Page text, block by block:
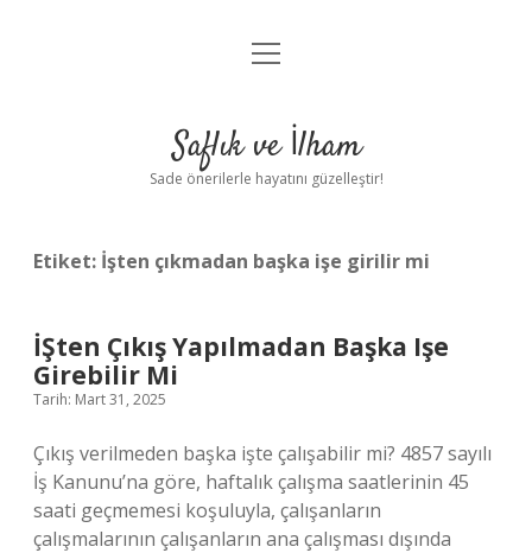
Anasayfa
Yasal Uyarı
menüyü
Saflık ve İlham
Sade önerilerle hayatını güzelleştir!
Etiket: İşten çıkmadan başka işe girilir mi
İŞten Çıkış Yapılmadan Başka Işe
Girebilir Mi
Tarih: Mart 31, 2025
Çıkış verilmeden başka işte çalışabilir mi? 4857 sayılı
İş Kanunu’na göre, haftalık çalışma saatlerinin 45
saati geçmemesi koşuluyla, çalışanların
çalışmalarının çalışanların ana çalışması dışında